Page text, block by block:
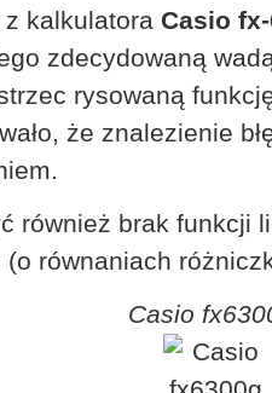
z kalkulatora Casio
zdecydowaną
rysowaną
że znalezienie
również brak funkcji
(o równaniach
Casio